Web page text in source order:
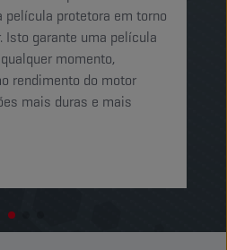
protetora em torno
Isto garante uma película
momento,
rendimento do motor
mais duras e mais